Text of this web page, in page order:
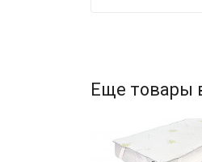
Еще товары